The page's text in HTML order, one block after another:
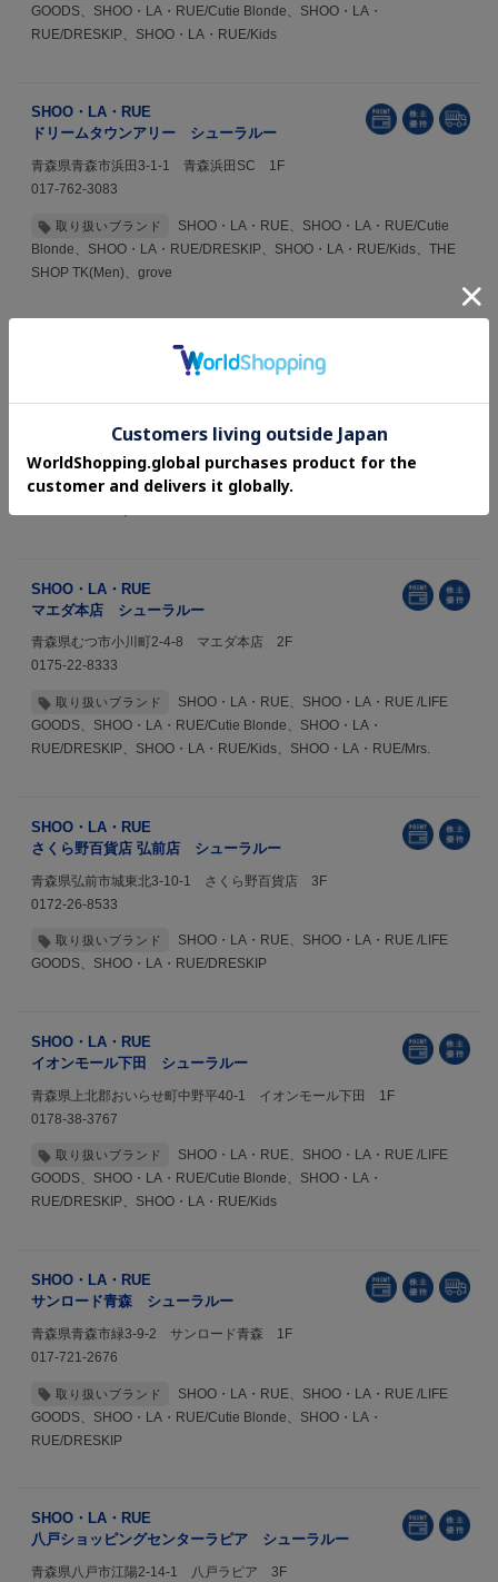
GOODS、SHOO・LA・RUE/Cutie Blonde、SHOO・LA・
RUE/DRESKIP、SHOO・LA・RUE/Kids
SHOO・LA・RUE
ドリームタウンアリー シューラルー
青森県青森市浜田3-1-1 青森浜田SC 1F
017-762-3083
取り扱いブランド
SHOO・LA・RUE、SHOO・LA・RUE/Cutie
Blonde、SHOO・LA・RUE/DRESKIP、SHOO・LA・RUE/Kids、THE
SHOP TK(Men)、grove
アクロスプラザ黒石 シューラルー
青森県黒石市富士見103-3 アクロスプラザ黒石 1F
0172-59-3014
取り扱いブランド
SHOO・LA・RUE、SHOO・LA・RUE /LIFE
GOODS、SHOO・LA・RUE/Cutie Blonde、SHOO・LA・
SHOO・LA・RUE
マエダ本店 シューラルー
青森県むつ市小川町2-4-8 マエダ本店 2F
0175-22-8333
取り扱いブランド
SHOO・LA・RUE、SHOO・LA・RUE /LIFE
GOODS、SHOO・LA・RUE/Cutie Blonde、SHOO・LA・
RUE/DRESKIP、SHOO・LA・RUE/Kids、SHOO・LA・RUE/Mrs.
SHOO・LA・RUE
さくら野百貨店 弘前店 シューラルー
青森県弘前市城東北3-10-1 さくら野百貨店 3F
0172-26-8533
取り扱いブランド
SHOO・LA・RUE、SHOO・LA・RUE /LIFE
GOODS、SHOO・LA・RUE/DRESKIP
SHOO・LA・RUE
イオンモール下田 シューラルー
青森県上北郡おいらせ町中野平40-1 イオンモール下田 1F
0178-38-3767
取り扱いブランド
SHOO・LA・RUE、SHOO・LA・RUE /LIFE
GOODS、SHOO・LA・RUE/Cutie Blonde、SHOO・LA・
RUE/DRESKIP、SHOO・LA・RUE/Kids
SHOO・LA・RUE
サンロード青森 シューラルー
青森県青森市緑3-9-2 サンロード青森 1F
017-721-2676
取り扱いブランド
SHOO・LA・RUE、SHOO・LA・RUE /LIFE
GOODS、SHOO・LA・RUE/Cutie Blonde、SHOO・LA・
RUE/DRESKIP
SHOO・LA・RUE
八戸ショッピングセンターラピア シューラルー
青森県八戸市江陽2-14-1 八戸ラピア 3F